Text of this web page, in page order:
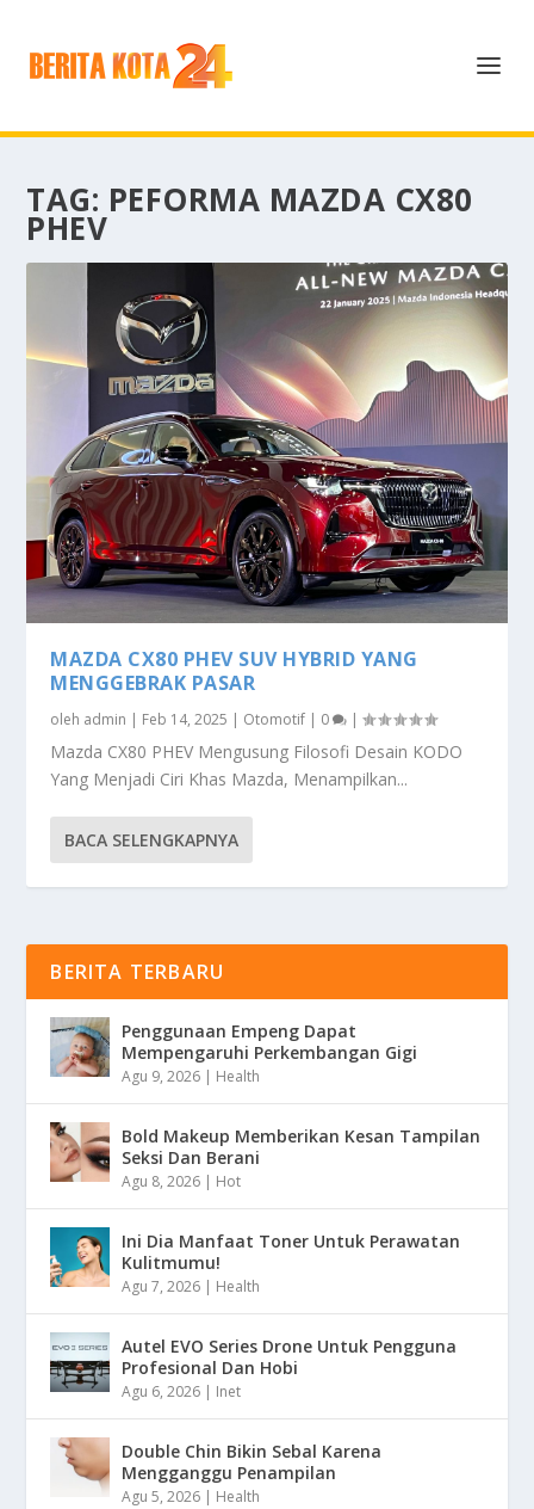
TAG: PEFORMA MAZDA CX80
PHEV
MAZDA CX80 PHEV SUV HYBRID YANG
MENGGEBRAK PASAR
oleh admin | Feb 14, 2025 | Otomotif | 0 |
Mazda CX80 PHEV Mengusung Filosofi Desain KODO
Yang Menjadi Ciri Khas Mazda, Menampilkan...
BACA SELENGKAPNYA
BERITA TERBARU
Penggunaan Empeng Dapat
Mempengaruhi Perkembangan Gigi
Agu 9, 2026 | Health
Bold Makeup Memberikan Kesan Tampilan
Seksi Dan Berani
Agu 8, 2026 | Hot
Ini Dia Manfaat Toner Untuk Perawatan
Kulitmumu!
Agu 7, 2026 | Health
Autel EVO Series Drone Untuk Pengguna
Profesional Dan Hobi
Agu 6, 2026 | Inet
Double Chin Bikin Sebal Karena
Mengganggu Penampilan
Agu 5, 2026 | Health